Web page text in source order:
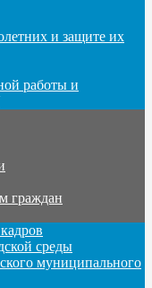
и защите их
работы и
граждан
среды
муниципального